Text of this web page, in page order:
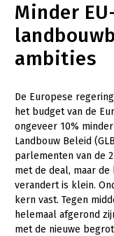
Goed eten
Mooi groen
Sterk
Transitiepaden
Thema’s
Gezonde planten
Gezonde dieren
Natuur, klimaat
Bodem en water
Minder
ambities
De Europese
het budget van de
ongeveer 10%
Landbouw Beleid
parlementen van de
met de deal, maar
verandert is klein.
kern vast. Tegen
helemaal afgerond
met de nieuwe